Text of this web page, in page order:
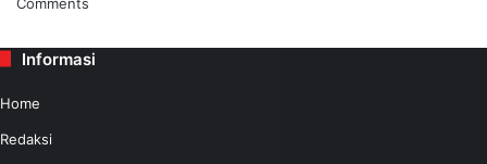
Informasi
Home
Redaksi